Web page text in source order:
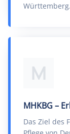
Württemberg.
M
MHKBG –
Das Ziel des